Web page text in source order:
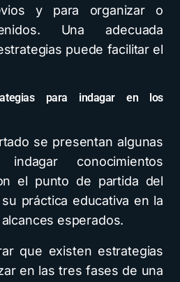
y para organizar o
Una adecuada
puede facilitar el
para indagar en los
se presentan algunas
conocimientos
el punto de partida del
práctica educativa en la
esperados.
que existen estrategias
en las tres fases de una